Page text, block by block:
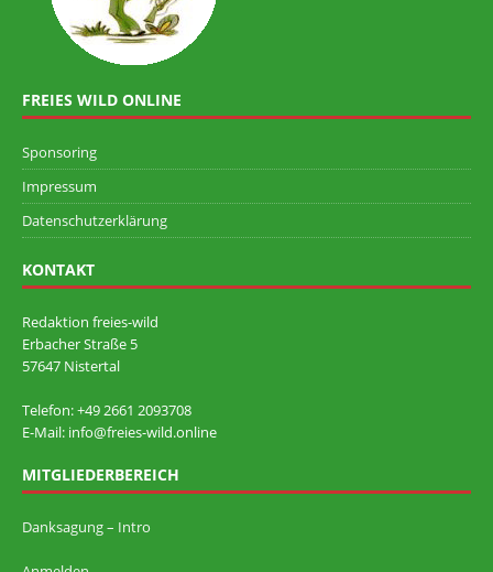
FREIES WILD ONLINE
Sponsoring
Impressum
Datenschutzerklärung
KONTAKT
Redaktion freies-wild
Erbacher Straße 5
57647 Nistertal
Telefon: +49 ‭2661 2093708
E-Mail: info@freies-wild.online
MITGLIEDERBEREICH
Danksagung – Intro